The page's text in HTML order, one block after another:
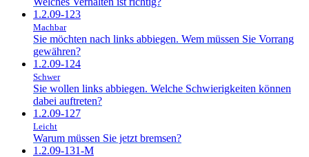
1.2.09-123
Machbar
Sie möchten nach links abbiegen. Wem müssen Sie Vorrang
gewähren?
1.2.09-124
Schwer
Sie wollen links abbiegen. Welche Schwierigkeiten können
dabei auftreten?
1.2.09-127
Leicht
Warum müssen Sie jetzt bremsen?
1.2.09-131-M